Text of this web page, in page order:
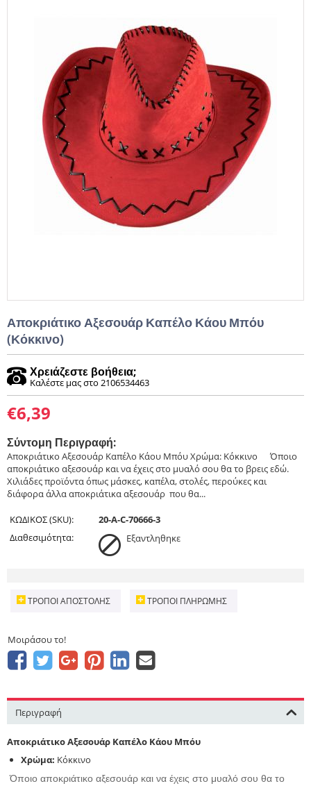
Αποκριάτικο Αξεσουάρ Καπέλο Κάου Μπόυ
(Κόκκινο)
Χρειάζεστε βοήθεια;
Καλέστε μας στο 2106534463
€6,39
Σύντομη Περιγραφή:
Αποκριάτικο Αξεσουάρ Καπέλο Κάου Μπόυ Χρώμα: Κόκκινο ​ ​ ​ ​ Όποιο
αποκριάτικο αξεσουάρ και να έχεις στο μυαλό σου θα το βρεις εδώ.
Χιλιάδες προϊόντα όπως μάσκες, καπέλα, στολές, περούκες και
διάφορα άλλα αποκριάτικα αξεσουάρ που θα...
ΚΩΔΙΚΟΣ (SKU):
20-A-C-70666-3
Διαθεσιμότητα:
Εξαντληθηκε
ΤΡΌΠΟΙ ΑΠΟΣΤΟΛΉΣ ΤΡΌΠΟΙ ΠΛΗΡΩΜΉΣ
Μοιράσου το!
Περιγραφή
Αποκριάτικο Αξεσουάρ Καπέλο Κάου Μπόυ
Χρώμα: Κόκκινο
Όποιο αποκριάτικο αξεσουάρ και να έχεις στο μυαλό σου θα το